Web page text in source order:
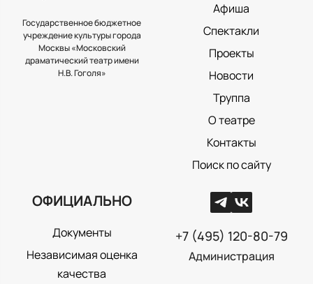
Государственное бюджетное
учреждение культуры города
Москвы «Московский
драматический театр имени
Н.В. Гоголя»
Афиша
Спектакли
Проекты
Новости
Труппа
О театре
Контакты
Поиск по сайту
ОФИЦИАЛЬНО
Документы
Независимая оценка
качества
+7 (495) 120-80-79
Администрация